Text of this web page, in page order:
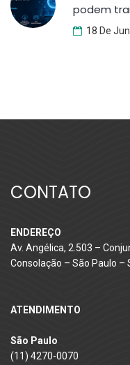
podem
18 De
CONTATO
ENDEREÇO
Av. Angélica, 2.503 –
Consolação – São Paulo –
ATENDIMENTO
São Paulo
(11) 4270-0070